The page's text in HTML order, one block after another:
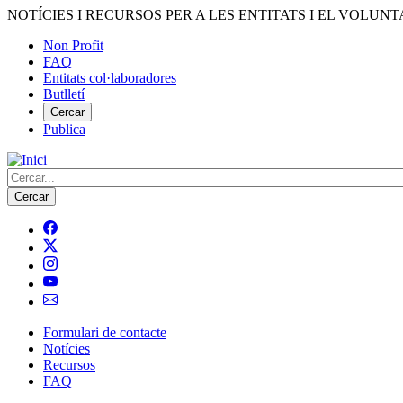
Vés
contingut
NOTÍCIES I RECURSOS PER A LES ENTITATS I EL
Menú
del
compte
d'usuari
Non Profit
FAQ
Entitats col·laboradores
Butlletí
Cercar
Publica
Cerca
Navegació
principal
Formulari de contacte
Notícies
Recursos
FAQ